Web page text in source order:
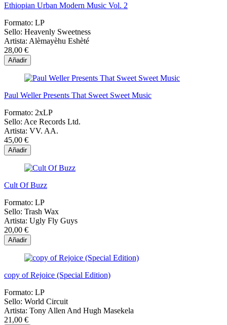
Ethiopian Urban Modern Music Vol. 2
Formato: LP
Sello: Heavenly Sweetness
Artista: Alèmayèhu Eshèté
28,00 €
Añadir
Paul Weller Presents That Sweet Sweet Music
Formato: 2xLP
Sello: Ace Records Ltd.
Artista: VV. AA.
45,00 €
Añadir
Cult Of Buzz
Formato: LP
Sello: Trash Wax
Artista: Ugly Fly Guys
20,00 €
Añadir
copy of Rejoice (Special Edition)
Formato: LP
Sello: World Circuit
Artista: Tony Allen And Hugh Masekela
21,00 €